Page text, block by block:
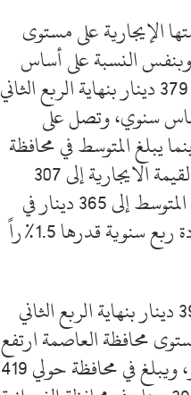
الإيجارية على مستوى
المحافظات إلى 349 دينار بزيادة قدرها 1.2% عن الربع الأول 2024 وبنفس النسبة على أساس
سنوي، وسجل متوسط القيمة الايجارية على مستوى محافظة العاصمة 379 دينار بنهاية الربع الثاني
على أساس سنوي، وتصل على
على أساس سنوي، بينما يبلغ المتوسط في محافظة
الفروانية 343 دينار مرتفعاً 0.9% على أساس سنوي، ويصل متوسط القيمة الايجارية إلى 307
دينار في محافظة الأحمدي دون بزيادة 1.0% على أساس سنوي، ويصل المتوسط إلى 365 دينار في
محافظة مبارك الكبير وفي الجهراء بلغ متوسط الإيجار 338 دينار بزيادة ربع سنوية قدرها 1.5%راً
399 دينار بنهاية الربع الثاني
سنوي، وعلى مستوى محافظة العاصمة ارتفع
المتوسط على أساس سنوي بنسبة 1.3% ويبلغ المتوسط فيها 429 دينار، ويبلغ في محافظة حولي 419